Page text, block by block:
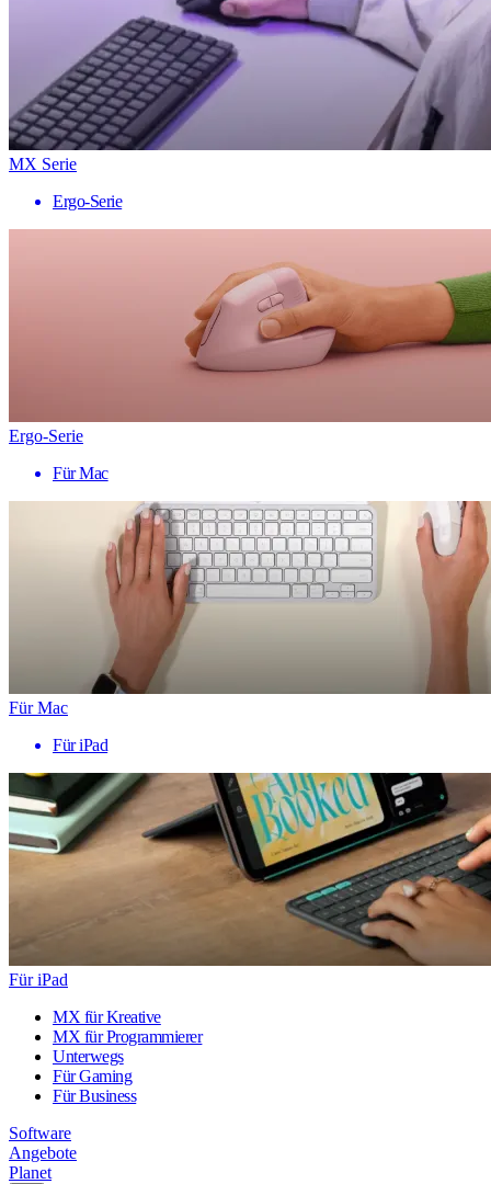
MX Serie
Ergo-Serie
Ergo-Serie
Für Mac
Für Mac
Für iPad
Für iPad
MX für Kreative
MX für Programmierer
Unterwegs
Für Gaming
Für Business
Software
Angebote
Planet